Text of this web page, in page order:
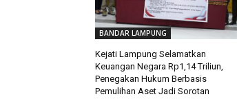
BANDAR LAMPUNG
Kejati Lampung Selamatkan
Keuangan Negara Rp1,14 Triliun,
Penegakan Hukum Berbasis
Pemulihan Aset Jadi Sorotan